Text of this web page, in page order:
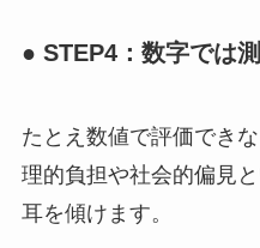
● STEP4：数字では
たとえ数値で評価でき
理的負担や社会的偏見
耳を傾けます。